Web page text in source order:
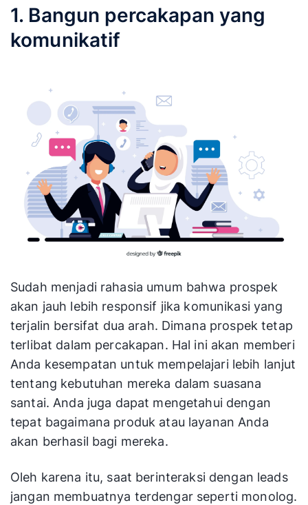
1. Bangun percakapan yang
komunikatif
Sudah menjadi rahasia umum bahwa prospek
akan jauh lebih responsif jika komunikasi yang
terjalin bersifat dua arah. Dimana prospek tetap
terlibat dalam percakapan. Hal ini akan memberi
Anda kesempatan untuk mempelajari lebih lanjut
tentang kebutuhan mereka dalam suasana
santai. Anda juga dapat mengetahui dengan
tepat bagaimana produk atau layanan Anda
akan berhasil bagi mereka.
Oleh karena itu, saat berinteraksi dengan leads
jangan membuatnya terdengar seperti monolog.